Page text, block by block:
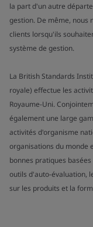
la part d'un autre
gestion. De même, nous
clients lorsqu'ils
système de gestion.
La British Standards
royale) effectue les
Royaume-Uni.
également une large
activités d'organisme
organisations du monde
bonnes pratiques
outils d'auto-évaluation,
sur les produits et la